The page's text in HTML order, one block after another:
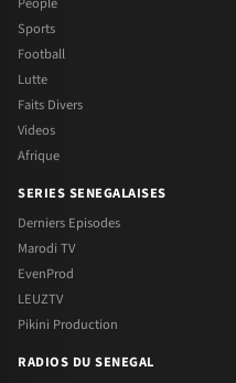
Sports
Football
Lutte
Faits Divers
Videos
Afrique
SERIES SENEGALAISES
Derniers Episodes
Marodi TV
EvenProd
LEUZTV
Pikini Production
RADIOS DU SENEGAL